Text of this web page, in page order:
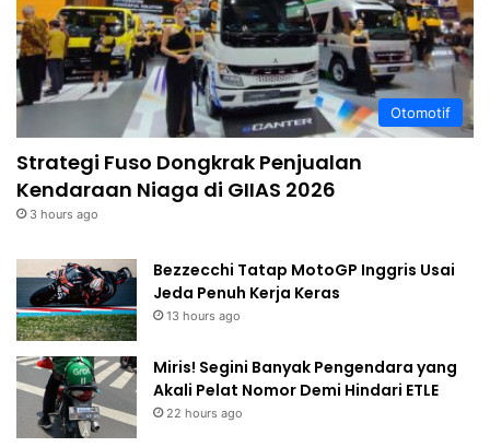
Otomotif
Strategi Fuso Dongkrak Penjualan
Kendaraan Niaga di GIIAS 2026
3 hours ago
Bezzecchi Tatap MotoGP Inggris Usai
Jeda Penuh Kerja Keras
13 hours ago
Miris! Segini Banyak Pengendara yang
Akali Pelat Nomor Demi Hindari ETLE
22 hours ago